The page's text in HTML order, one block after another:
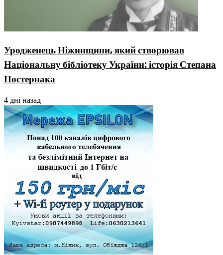
Уродженець Ніжинщини, який створював
Національну бібліотеку України: історія Степана
Постернака
4 дні назад